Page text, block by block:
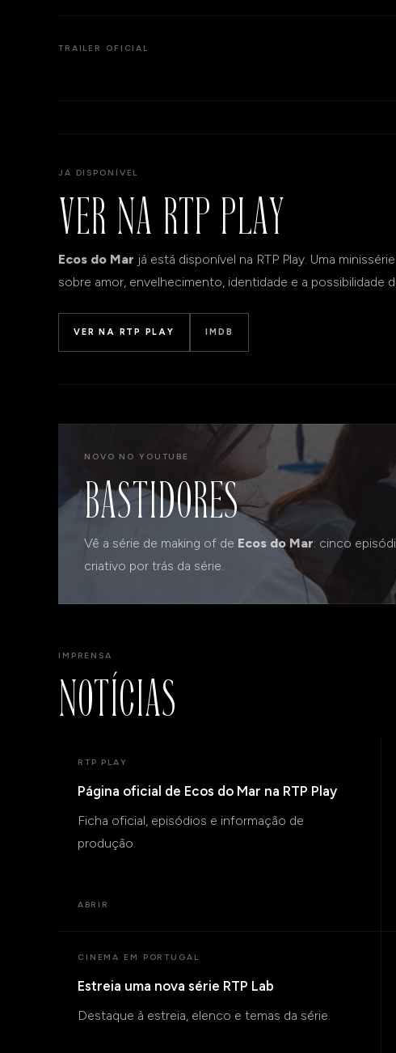
TRAILER OFICIAL
JÁ DISPONÍVEL
VER NA RTP PLAY
Ecos do Mar já está disponível na RTP Play. Uma
sobre amor, envelhecimento, identidade e a possibilidade
VER NA RTP PLAY IMDB
NOVO NO YOUTUBE
BASTIDORES
Vê a série de making of de Ecos do Mar: cinco
criativo por trás da série.
IMPRENSA
NOTÍCIAS
RTP PLAY
Página oficial de Ecos do Mar na RTP Play
Ficha oficial, episódios e informação de
produção.
ABRIR
CINEMA EM PORTUGAL
Estreia uma nova série RTP Lab
Destaque à estreia, elenco e temas da série.